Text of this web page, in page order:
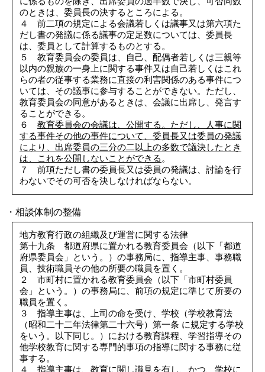
のときは、委員長の決するところによる。
４ 前二項の規定による会議若しくは議事又は第六項た
だし書の発議に係る議事の定足数については、委員長
は、委員として計算するものとする。
５ 教育委員会の委員は、自己、配偶者若しくは三親等
以内の親族の一身上に関する事件又は自己若しくはこれ
らの者の従事する業務に直接の利害関係のある事件につ
いては、その議事に参与することができない。ただし、
教育委員会の同意があるときは、会議に出席し、発言す
ることができる。
６ 教育委員会の会議は、公開する。ただし、人事に関
する事件その他の事件について、委員長又は委員の発議
により、出席委員の三分の二以上の多数で議決したとき
は、これを公開しないことができる 。
７ 前項ただし書の委員長又は委員の発議は、討論を行
わないでその可否を決しなければならない。
・相談体制の整備
地方教育行政の組織及び運営に関する法律
第十九条 都道府県に置かれる教育委員会（以下「都道
府県委員会」という。）の事務局に、指導主事、事務職
員、技術職員その他の所要の職員を置く。
２ 市町村に置かれる教育委員会（以下「市町村委員
会」という。）の事務局に、前項の規定に準じて所要の
職員を置く。
３ 指導主事は、上司の命を受け、学校（学校教育法
（昭和二十二年法律第二十六号）第一条 に規定する学校
をいう。以下同じ。）における教育課程、学習指導その
他学校教育に関する専門的事項の指導に関する事務に従
事する。
４ 指導主事は、教育に関し識見を有し、かつ、学校に